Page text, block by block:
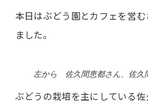
本日はぶどう園とカフェを営
ました。
左から 佐久間恵都さん、佐久
ぶどうの栽培を主にしている